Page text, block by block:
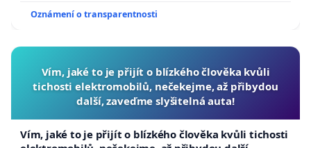
Oznámení o transparentnosti
Vím, jaké to je přijít o blízkého člověka kvůli
tichosti elektromobilů, nečekejme, až přibydou
další, zaveďme slyšitelná auta!
Vím, jaké to je přijít o blízkého člověka kvůli tichosti